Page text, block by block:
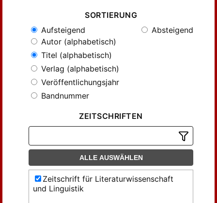
SORTIERUNG
Aufsteigend
Absteigend
Autor (alphabetisch)
Titel (alphabetisch)
Verlag (alphabetisch)
Veröffentlichungsjahr
Bandnummer
ZEITSCHRIFTEN
ALLE AUSWÄHLEN
Zeitschrift für Literaturwissenschaft
und Linguistik